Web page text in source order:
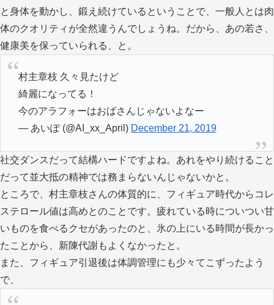
と身体を動かし、鍛え続けているということで、一般人とは肉
体のクオリティが全然違うんでしょうね。だから、あの若さ、
健康美を保っていられる、と。
村主章枝 久々見たけど
綺麗になってる！
今のアラフォーはおばさんじゃないよなー
— あいぽ (@AI_xx_April) December 21, 2019
社交ダンスだって結構ハードですよね。あれをやり続けること
だって並大抵の精神では務まらないんじゃないかと。
ところで、村主章枝さんの体質的に、フィギュア時代からコレ
ステロール値は高めとのことです。疲れている時についつい甘
いものを食べるクセがあったのと、氷の上にいる時間が長かっ
たことから、新陳代謝もよくなかったと。
また、フィギュア引退後は体調管理にも少々てこずったよう
で、